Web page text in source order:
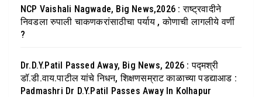
NCP Vaishali Nagwade, Big News,2026 : राष्ट्रवादीने
निवडला रुपाली चाकणकरांसाठीचा पर्याय , कोणाची लागलीये वर्णी
?
Dr.D.Y.Patil Passed Away, Big News, 2026 : पद्मश्री
डॉ.डी.वाय.पाटील यांचे निधन, शिक्षणसम्राट काळाच्या पडद्याआड :
Padmashri Dr D.Y.Patil Passes Away In Kolhapur